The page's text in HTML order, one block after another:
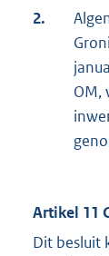
2.
OM,
Artikel 11
Dit besluit